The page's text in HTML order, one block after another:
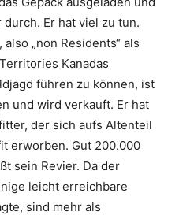
Er hat viel zu tun.
„non Residents“ als
Kanadas
führen zu können, ist
und wird verkauft. Er hat
der sich aufs Altenteil
erworben. Gut 200.000
sein Revier. Da der
leicht erreichbare
sind mehr als